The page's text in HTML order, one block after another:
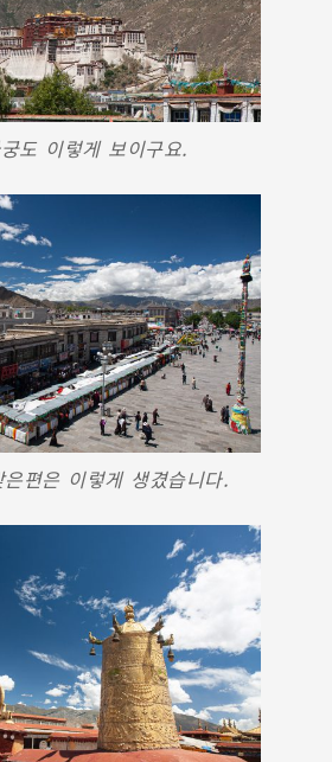
도 이렇게 보이구요.
편은 이렇게 생겼습니다.